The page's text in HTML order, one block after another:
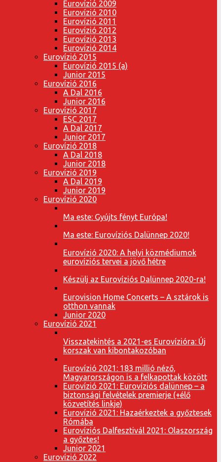
Eurovízió 2009
Eurovízió 2010
Eurovízió 2011
Eurovízió 2012
Eurovízió 2013
Eurovízió 2014
Eurovízió 2015
Eurovízió 2015 (a)
Junior 2015
Eurovízió 2016
A Dal 2016
Junior 2016
Eurovízió 2017
ESC 2017
A Dal 2017
Junior 2017
Eurovízió 2018
A Dal 2018
Junior 2018
Eurovízió 2019
A Dal 2019
Junior 2019
Eurovízió 2020
Ma este: Gyújts fényt Európa!
Ma este: Eurovíziós Dalünnep 2020!
Eurovízió 2020: A helyi közmédiumok
eurovíziós tervei a jövő hétre
Készülj az Eurovíziós Dalünnep 2020-ra!
Eurovision Home Concerts – A sztárok is
otthon vannak
Junior 2020
Eurovízió 2021
Visszatekintés a 2021-es Eurovízióra: Új
korszak van kibontakozóban
Eurovízió 2021: 183 millió néző,
Magyarországon is a felkapottak között
Eurovízió 2021: Eurovíziós dalünnep – a
biztonsági felvételek premierje (+élő
közvetítés linkje)
Eurovízió 2021: Hazaérkeztek a győztesek
Rómába
Eurovíziós Dalfesztivál 2021: Olaszország
a győztes!
Junior 2021
Eurovízió 2022